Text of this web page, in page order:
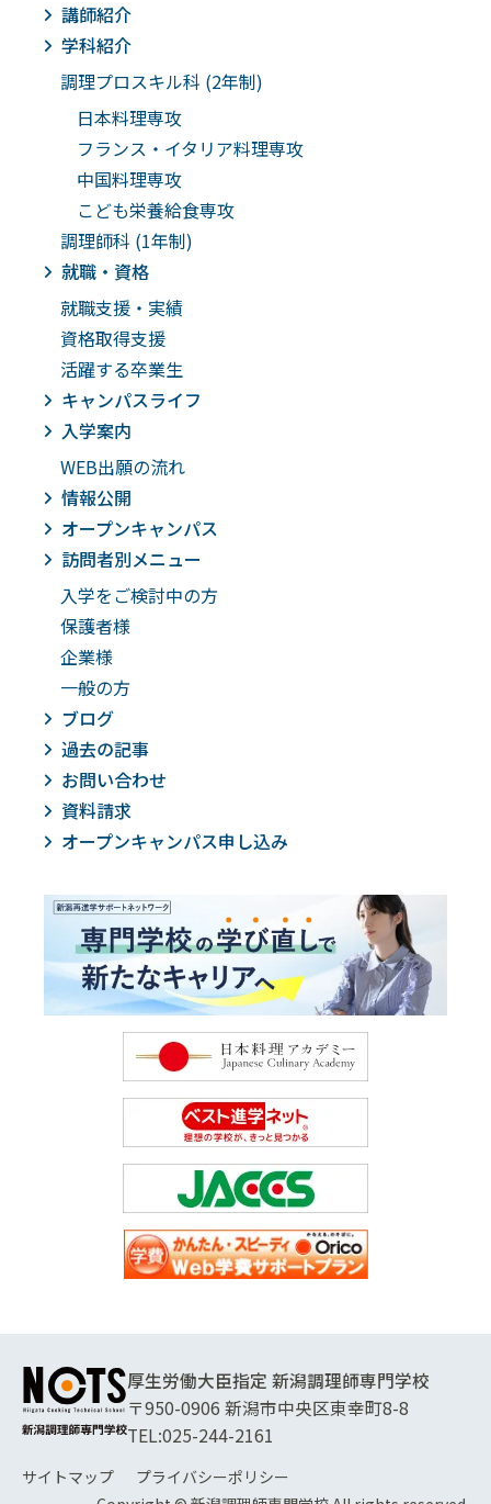
講師紹介
学科紹介
調理プロスキル科 (2年制)
日本料理専攻
フランス・イタリア料理専攻
中国料理専攻
こども栄養給食専攻
調理師科 (1年制)
就職・資格
就職支援・実績
資格取得支援
活躍する卒業生
キャンパスライフ
入学案内
WEB出願の流れ
情報公開
オープンキャンパス
訪問者別メニュー
入学をご検討中の方
保護者様
企業様
一般の方
ブログ
過去の記事
お問い合わせ
資料請求
オープンキャンパス申し込み
厚生労働大臣指定 新潟調理師専門学校
〒950-0906 新潟市中央区東幸町8-8
TEL:025-244-2161
サイトマップ
プライバシーポリシー